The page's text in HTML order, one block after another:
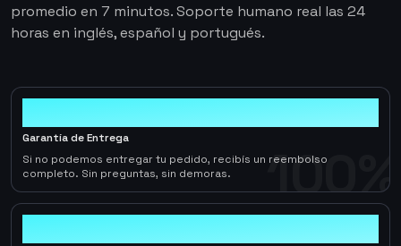
promedio en 7 minutos. Soporte humano real las 24
horas en inglés, español y portugués.
100%
Garantía de Entrega
Si no podemos entregar tu pedido, recibís un reembolso
completo. Sin preguntas, sin demoras.